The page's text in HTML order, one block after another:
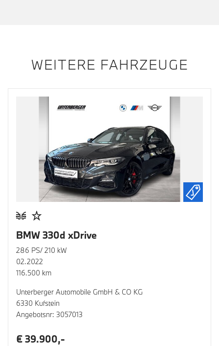
WEITERE FAHRZEUGE
BMW 330d xDrive
286 PS/ 210 kW
02.2022
116.500 km
Unterberger Automobile GmbH & CO KG
6330 Kufstein
Angebotsnr: 3057013
€ 39.900,-